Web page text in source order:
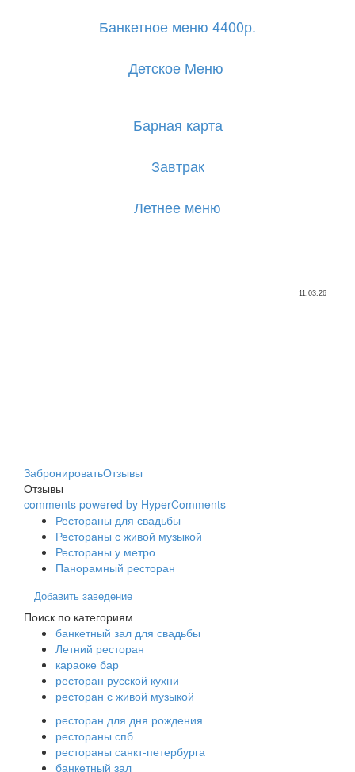
Банкетное меню 4400р.
Детское Меню
Барная карта
Завтрак
Летнее меню
11.03.26
ЗабронироватьОтзывы
Отзывы
comments powered by HyperComments
Рестораны для свадьбы
Рестораны с живой музыкой
Рестораны у метро
Панорамный ресторан
Добавить заведение
Поиск по категориям
банкетный зал для свадьбы
Летний ресторан
караоке бар
ресторан русской кухни
ресторан с живой музыкой
ресторан для дня рождения
рестораны спб
рестораны санкт-петербурга
банкетный зал